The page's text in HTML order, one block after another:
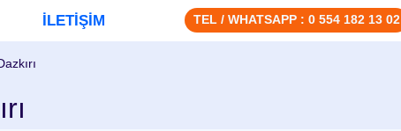
İLETİŞİM TEL / WHATSAPP : 0 554 182 13 02